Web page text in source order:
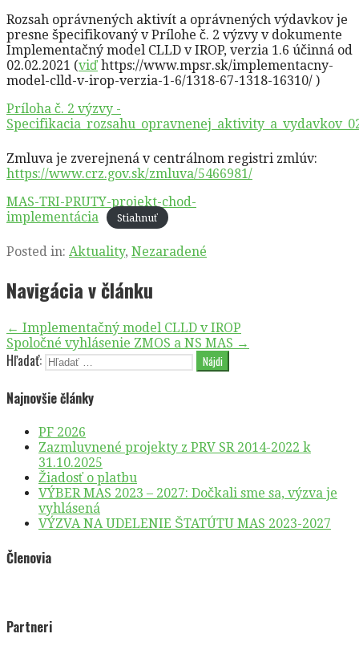
Rozsah oprávnených aktivít a oprávnených výdavkov je
presne špecifikovaný v Prílohe č. 2 výzvy v dokumente
Implementačný model CLLD v IROP, verzia 1.6 účinná od
02.02.2021 (viď https://www.mpsr.sk/implementacny-
model-clld-v-irop-verzia-1-6/1318-67-1318-16310/ )
Príloha č. 2 výzvy -
Zmluva je zverejnená v centrálnom registri zmlúv:
https://www.crz.gov.sk/zmluva/5466981/
MAS-TRI-PRUTY-projekt-chod-
implementácia
Stiahnuť
Posted in: Aktuality, Nezaradené
Navigácia v článku
← Implementačný model CLLD v IROP
Spoločné vyhlásenie ZMOS a NS MAS →
Hľadať:
Najnovšie články
PF 2026
Zazmluvnené projekty z PRV SR 2014-2022 k
31.10.2025
Žiadosť o platbu
VÝBER MAS 2023 – 2027: Dočkali sme sa, výzva je
vyhlásená
VÝZVA NA UDELENIE ŠTATÚTU MAS 2023-2027
Členovia
Partneri